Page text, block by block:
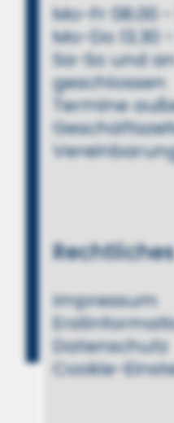
Mo-Fr 08.00 -
Mo-Do 13.30
Sa-So und
geschlossen
Termine
Impressum
Datenschutz
Cookie-